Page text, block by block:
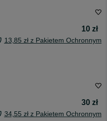
10 zł
13,85 zł z Pakietem Ochronnym
30 zł
34,55 zł z Pakietem Ochronnym